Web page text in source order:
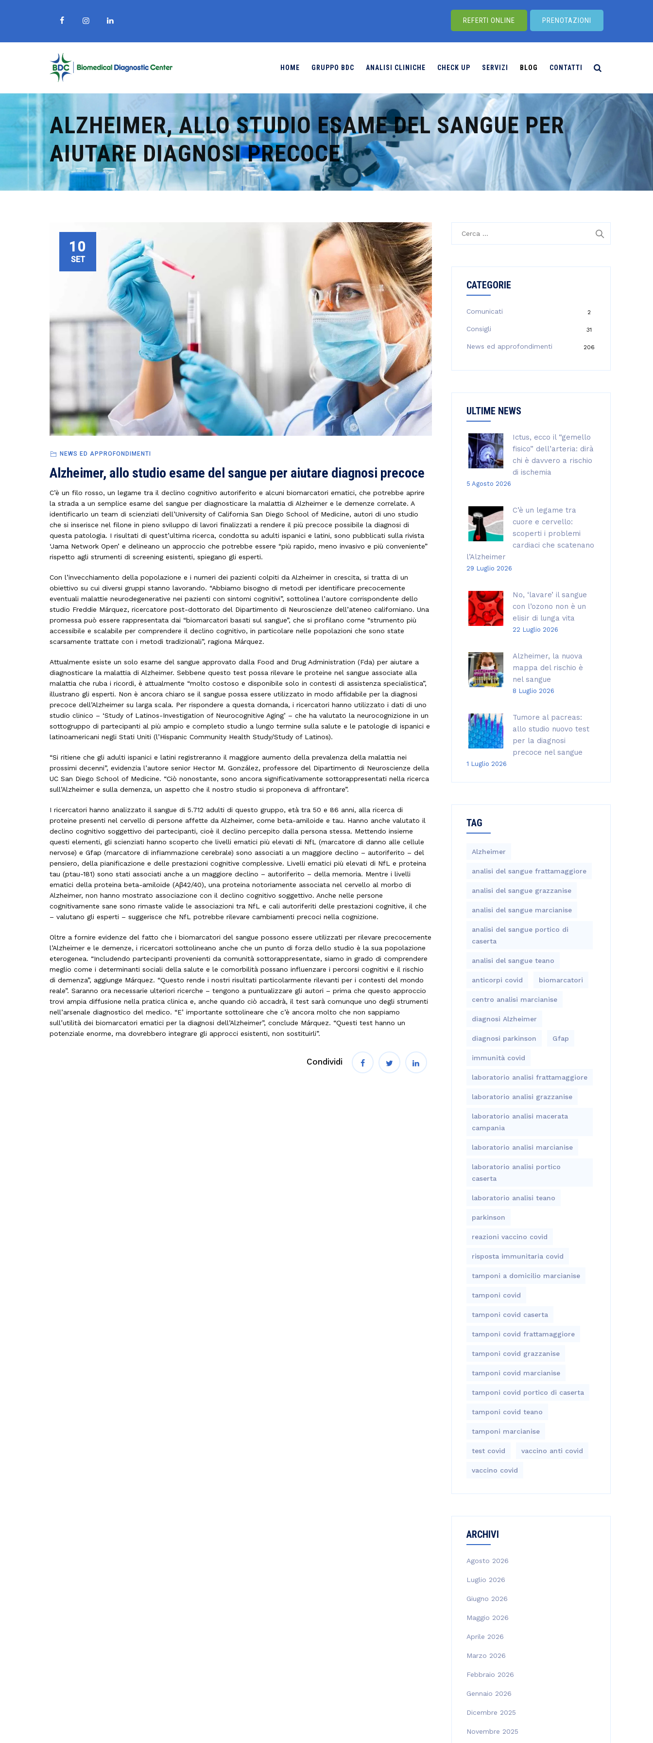
REFERTI ONLINE PRENOTAZIONI
HOME GRUPPO BDC ANALISI CLINICHE CHECK UP SERVIZI BLOG CONTATTI
ALZHEIMER, ALLO STUDIO ESAME DEL SANGUE PER
AIUTARE DIAGNOSI PRECOCE
10
SET
NEWS ED APPROFONDIMENTI
Alzheimer, allo studio esame del sangue per aiutare diagnosi precoce
C’è un filo rosso, un legame tra il declino cognitivo autoriferito e alcuni biomarcatori ematici, che potrebbe aprire
la strada a un semplice esame del sangue per diagnosticare la malattia di Alzheimer e le demenze correlate. A
identificarlo un team di scienziati dell’University of California San Diego School of Medicine, autori di uno studio
che si inserisce nel filone in pieno sviluppo di lavori finalizzati a rendere il più precoce possibile la diagnosi di
questa patologia. I risultati di quest’ultima ricerca, condotta su adulti ispanici e latini, sono pubblicati sulla rivista
‘Jama Network Open’ e delineano un approccio che potrebbe essere “più rapido, meno invasivo e più conveniente”
rispetto agli strumenti di screening esistenti, spiegano gli esperti.
Con l’invecchiamento della popolazione e i numeri dei pazienti colpiti da Alzheimer in crescita, si tratta di un
obiettivo su cui diversi gruppi stanno lavorando. “Abbiamo bisogno di metodi per identificare precocemente
eventuali malattie neurodegenerative nei pazienti con sintomi cognitivi”, sottolinea l’autore corrispondente dello
studio Freddie Márquez, ricercatore post-dottorato del Dipartimento di Neuroscienze dell’ateneo californiano. Una
promessa può essere rappresentata dai “biomarcatori basati sul sangue”, che si profilano come “strumento più
accessibile e scalabile per comprendere il declino cognitivo, in particolare nelle popolazioni che sono state
scarsamente trattate con i metodi tradizionali”, ragiona Márquez.
Attualmente esiste un solo esame del sangue approvato dalla Food and Drug Administration (Fda) per aiutare a
diagnosticare la malattia di Alzheimer. Sebbene questo test possa rilevare le proteine ​​nel sangue associate alla
malattia che ruba i ricordi, è attualmente “molto costoso e disponibile solo in contesti di assistenza specialistica”,
illustrano gli esperti. Non è ancora chiaro se il sangue possa essere utilizzato in modo affidabile per la diagnosi
precoce dell’Alzheimer su larga scala. Per rispondere a questa domanda, i ricercatori hanno utilizzato i dati di uno
studio clinico – ‘Study of Latinos-Investigation of Neurocognitive Aging’ – che ha valutato la neurocognizione in un
sottogruppo di partecipanti al più ampio e completo studio a lungo termine sulla salute e le patologie di ispanici e
latinoamericani negli Stati Uniti (l’Hispanic Community Health Study/Study of Latinos).
“Si ritiene che gli adulti ispanici e latini registreranno il maggiore aumento della prevalenza della malattia nei
prossimi decenni”, evidenzia l’autore senior Hector M. González, professore del Dipartimento di Neuroscienze della
UC San Diego School of Medicine. “Ciò nonostante, sono ancora significativamente sottorappresentati nella ricerca
sull’Alzheimer e sulla demenza, un aspetto che il nostro studio si proponeva di affrontare”.
I ricercatori hanno analizzato il sangue di 5.712 adulti di questo gruppo, età tra 50 e 86 anni, alla ricerca di
proteine ​​presenti nel cervello di persone affette da Alzheimer, come ​​beta-amiloide e tau. Hanno anche valutato il
declino cognitivo soggettivo dei partecipanti, cioè il declino percepito dalla persona stessa. Mettendo insieme
questi elementi, gli scienziati hanno scoperto che livelli ematici più elevati di NfL (marcatore di danno alle cellule
nervose) e Gfap (marcatore di infiammazione cerebrale) sono associati a un maggiore declino – autoriferito – del
pensiero, della pianificazione e delle prestazioni cognitive complessive. Livelli ematici più elevati di NfL e proteina
tau (ptau-181) sono stati associati anche a un maggiore declino – autoriferito – della memoria. Mentre i livelli
ematici della proteina beta-amiloide (Aβ42/40), una proteina notoriamente associata nel cervello al morbo di
Alzheimer, non hanno mostrato associazione con il declino cognitivo soggettivo. Anche nelle persone
cognitivamente sane sono rimaste valide le associazioni tra NfL e cali autoriferiti delle prestazioni cognitive, il che
– valutano gli esperti – suggerisce che NfL potrebbe rilevare cambiamenti precoci nella cognizione.
Oltre a fornire evidenze del fatto che i biomarcatori del sangue possono essere utilizzati per rilevare precocemente
l’Alzheimer e le demenze, i ricercatori sottolineano anche che un punto di forza dello studio è la sua popolazione
eterogenea. “Includendo partecipanti provenienti da comunità sottorappresentate, siamo in grado di comprendere
meglio come i determinanti sociali della salute e le comorbilità possano influenzare i percorsi cognitivi e il rischio
di demenza”, aggiunge Márquez. “Questo rende i nostri risultati particolarmente rilevanti per i contesti del mondo
reale”. Saranno ora necessarie ulteriori ricerche – tengono a puntualizzare gli autori – prima che questo approccio
trovi ampia diffusione nella pratica clinica e, anche quando ciò accadrà, il test sarà comunque uno degli strumenti
nell’arsenale diagnostico del medico. “E’ importante sottolineare che c’è ancora molto che non sappiamo
sull’utilità dei biomarcatori ematici per la diagnosi dell’Alzheimer”, conclude Márquez. “Questi test hanno un
potenziale enorme, ma dovrebbero integrare gli approcci esistenti, non sostituirli”.
Condividi
CATEGORIE
Comunicati 2
Consigli 31
News ed approfondimenti 206
ULTIME NEWS
Ictus, ecco il “gemello
fisico” dell’arteria: dirà
chi è davvero a rischio
di ischemia
5 Agosto 2026
C’è un legame tra
cuore e cervello:
scoperti i problemi
cardiaci che scatenano
l’Alzheimer
29 Luglio 2026
No, ‘lavare’ il sangue
con l’ozono non è un
elisir di lunga vita
22 Luglio 2026
Alzheimer, la nuova
mappa del rischio è
nel sangue
8 Luglio 2026
Tumore al pacreas:
allo studio nuovo test
per la diagnosi
precoce nel sangue
1 Luglio 2026
TAG
Alzheimer
analisi del sangue frattamaggiore
analisi del sangue grazzanise
analisi del sangue marcianise
analisi del sangue portico di
caserta
analisi del sangue teano
anticorpi covid biomarcatori
centro analisi marcianise
diagnosi Alzheimer
diagnosi parkinson Gfap
immunità covid
laboratorio analisi frattamaggiore
laboratorio analisi grazzanise
laboratorio analisi macerata
campania
laboratorio analisi marcianise
laboratorio analisi portico
caserta
laboratorio analisi teano
parkinson
reazioni vaccino covid
risposta immunitaria covid
tamponi a domicilio marcianise
tamponi covid
tamponi covid caserta
tamponi covid frattamaggiore
tamponi covid grazzanise
tamponi covid marcianise
tamponi covid portico di caserta
tamponi covid teano
tamponi marcianise
test covid vaccino anti covid
vaccino covid
ARCHIVI
Agosto 2026
Luglio 2026
Giugno 2026
Maggio 2026
Aprile 2026
Marzo 2026
Febbraio 2026
Gennaio 2026
Dicembre 2025
Novembre 2025